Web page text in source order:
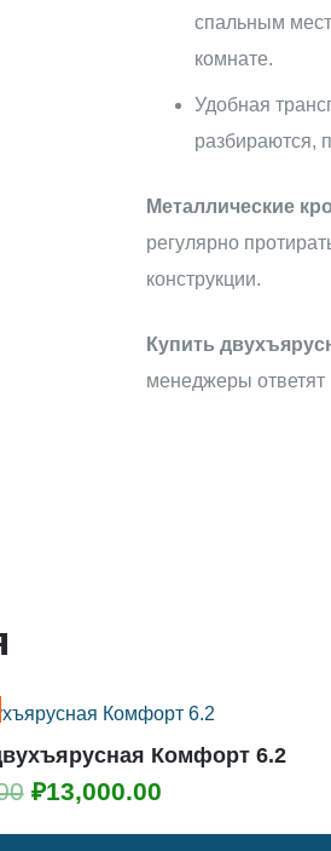
спальным
комнате.
Удобная
разбираются,
Металлические
регулярно
конструкции.
Купить
менеджеры ответят
Комфорт 6.2
Первоначальная
₽13,000.00Текущая